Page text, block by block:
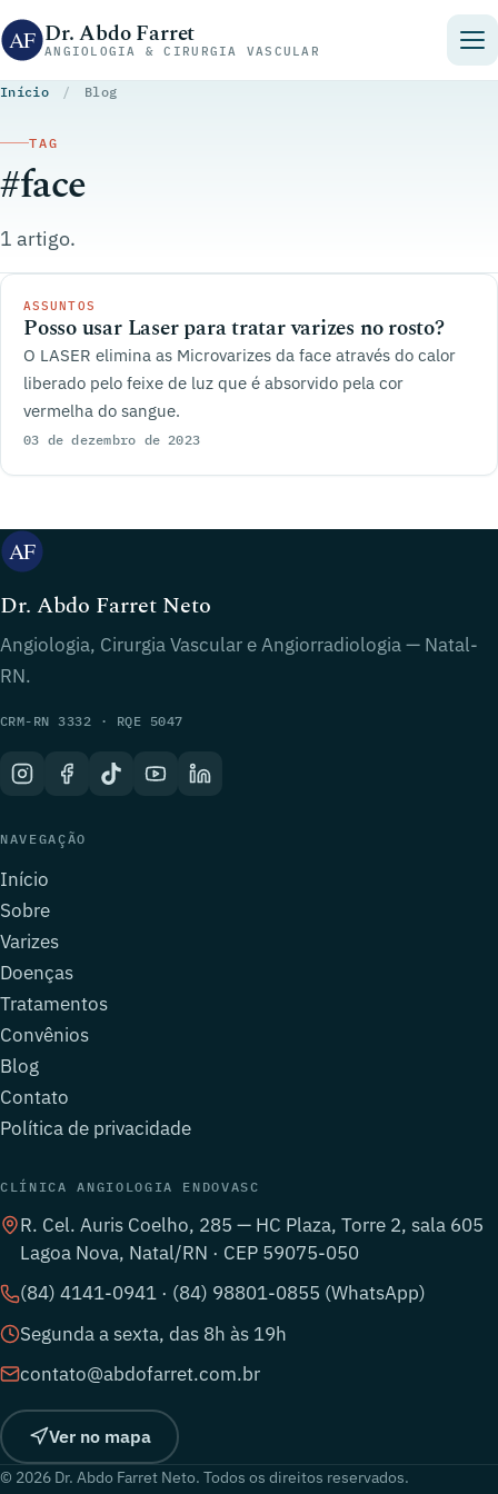
Pular para o conteúdo
Dr. Abdo Farret
ANGIOLOGIA & CIRURGIA VASCULAR
Início / Blog
TAG
#face
1 artigo.
ASSUNTOS
Posso usar Laser para tratar varizes no rosto?
O LASER elimina as Microvarizes da face através do calor
liberado pelo feixe de luz que é absorvido pela cor
vermelha do sangue.
03 de dezembro de 2023
Dr. Abdo Farret Neto
Angiologia, Cirurgia Vascular e Angiorradiologia — Natal-
RN.
CRM-RN 3332 · RQE 5047
NAVEGAÇÃO
Início
Sobre
Varizes
Doenças
Tratamentos
Convênios
Blog
Contato
Política de privacidade
CLÍNICA ANGIOLOGIA ENDOVASC
R. Cel. Auris Coelho, 285 — HC Plaza, Torre 2, sala 605
Lagoa Nova, Natal/RN · CEP 59075-050
(84) 4141-0941 · (84) 98801-0855 (WhatsApp)
Segunda a sexta, das 8h às 19h
contato@abdofarret.com.br
Ver no mapa
© 2026 Dr. Abdo Farret Neto. Todos os direitos reservados.